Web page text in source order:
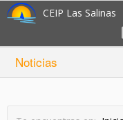
CEIP Las Salinas
Noticias